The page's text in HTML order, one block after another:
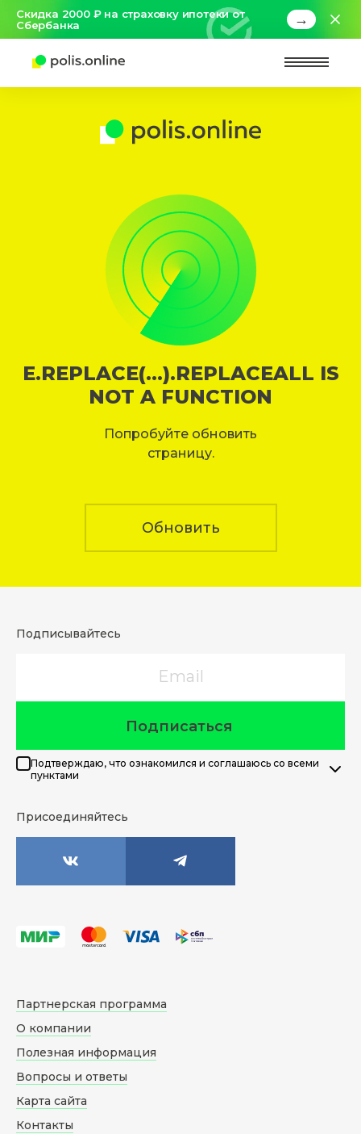
Скидка 2000 ₽ на страховку ипотеки от
Сбербанка
→
E.REPLACE(...).REPLACEALL IS
NOT A FUNCTION
Попробуйте обновить
страницу.
Обновить
Подписывайтесь
Подписаться
Подтверждаю, что ознакомился и соглашаюсь со всеми
пунктами
Присоединяйтесь
Партнерская программа
О компании
Полезная информация
Вопросы и ответы
Карта сайта
Контакты